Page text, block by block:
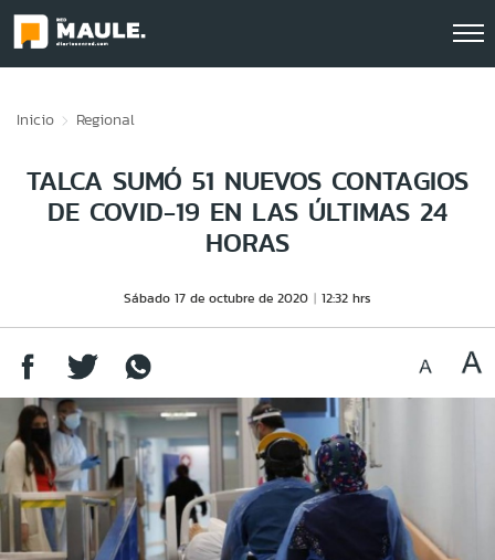
Inicio Regional
TALCA SUMÓ 51 NUEVOS CONTAGIOS
DE COVID-19 EN LAS ÚLTIMAS 24
HORAS
Sábado 17 de octubre de 2020 12:32 hrs